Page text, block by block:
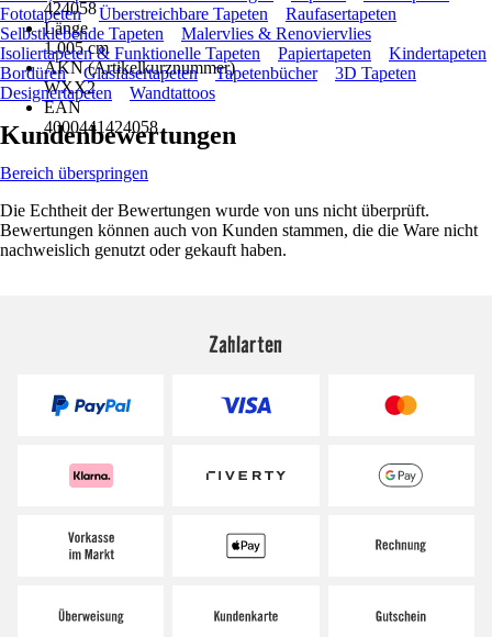
424058
Länge
1.005 cm
AKN (Artikelkurznummer)
WXX2
EAN
4000441424058
Fototapeten
Überstreichbare Tapeten
Raufasertapeten
Selbstklebende Tapeten
Malervlies & Renoviervlies
Isoliertapeten & Funktionelle Tapeten
Papiertapeten
Kindertapeten
Bordüren
Glasfasertapeten Tapetenbücher
3D Tapeten
Designertapeten
Wandtattoos
Kundenbewertungen
Bereich überspringen
Die Echtheit der Bewertungen wurde von uns nicht überprüft.
Bewertungen können auch von Kunden stammen, die die Ware nicht
nachweislich genutzt oder gekauft haben.
Zahlarten